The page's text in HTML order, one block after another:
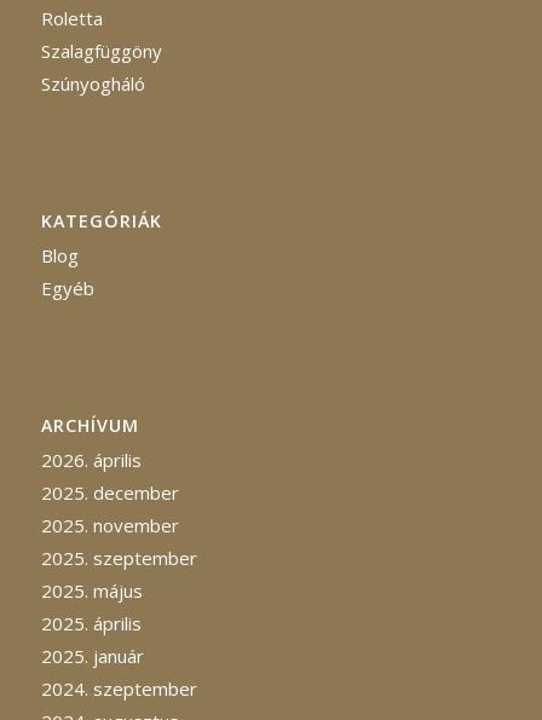
Roletta
Szalagfüggöny
Szúnyogháló
KATEGÓRIÁK
Blog
Egyéb
ARCHÍVUM
2026. április
2025. december
2025. november
2025. szeptember
2025. május
2025. április
2025. január
2024. szeptember